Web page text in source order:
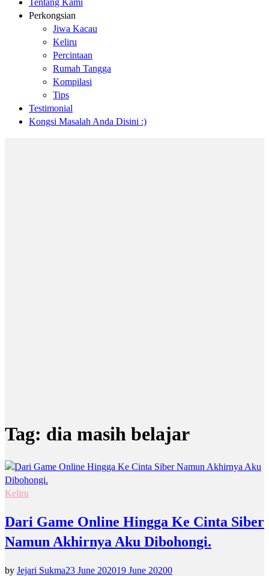
Tentang Kami
Perkongsian
Jiwa Kacau
Keliru
Percintaan
Rumah Tangga
Kompilasi
Tips
Testimonial
Kongsi Masalah Anda Disini :)
Tag: dia masih belajar
Keliru
Dari Game Online Hingga Ke Cinta Siber
Namun Akhirnya Aku Dibohongi.
by Jejari Sukma23 June 202019 June 20200